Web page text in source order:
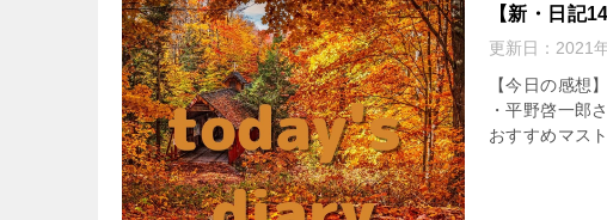
【新・日記
更新日： 2021
【今日の感想
・平野啓一郎
おすすめマス